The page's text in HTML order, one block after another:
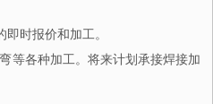
时报价和加工。
等各种加工。将来计划承接焊接加